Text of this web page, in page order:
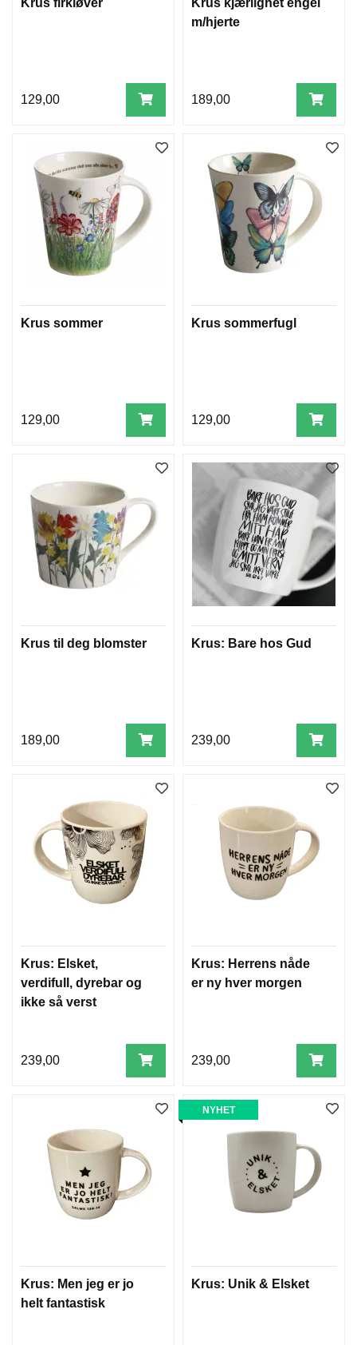
Krus firkløver
129,00
Krus kjærlighet engel
m/hjerte
189,00
Krus sommer
129,00
Krus sommerfugl
129,00
Krus til deg blomster
189,00
Krus: Bare hos Gud
239,00
Krus: Elsket,
verdifull, dyrebar og
ikke så verst
239,00
Krus: Herrens nåde
er ny hver morgen
239,00
Krus: Men jeg er jo
helt fantastisk
NYHET
Krus: Unik & Elsket